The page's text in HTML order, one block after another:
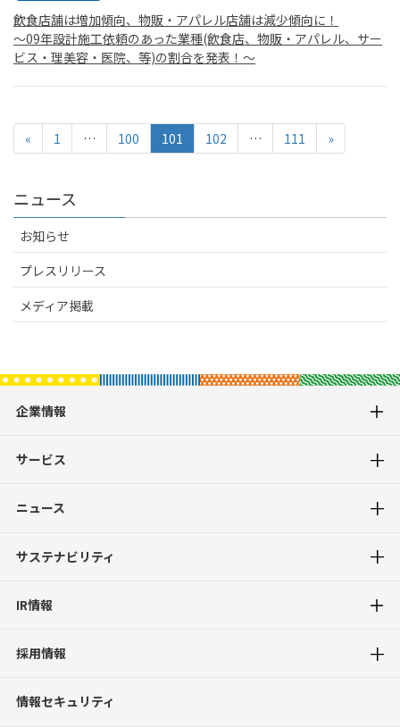
飲食店舗は増加傾向、物販・アパレル店舗は減少傾向に！
〜09年設計施工依頼のあった業種(飲食店、物販・アパレル、サー
ビス・理美容・医院、等)の割合を発表！〜
« 1 … 100 101 102 … 111 »
ニュース
お知らせ
プレスリリース
メディア掲載
企業情報
サービス
ニュース
サステナビリティ
IR情報
採用情報
情報セキュリティ